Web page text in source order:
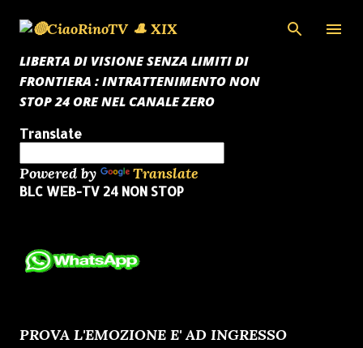
Passa ai contenuti principali
LIBERTA DI VISIONE SENZA LIMITI DI
FRONTIERA : INTRATTENIMENTO NON
STOP 24 ORE NEL CANALE ZERO
Translate
Powered by Translate
BLC WEB-TV 24 NON STOP
PROVA L'EMOZIONE E' AD INGRESSO